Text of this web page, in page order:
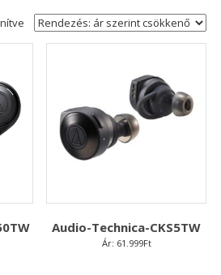
Sorted
by
Audio-Technica-CKS5TW
Ár: 61.999Ft